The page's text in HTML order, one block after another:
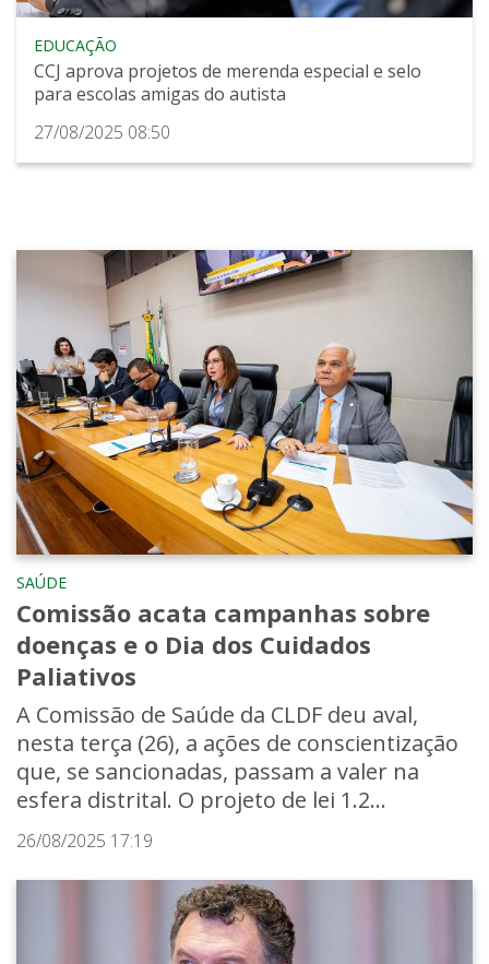
EDUCAÇÃO
CCJ aprova projetos de merenda especial e selo
para escolas amigas do autista
27/08/2025 08:50
SAÚDE
Comissão acata campanhas sobre
doenças e o Dia dos Cuidados
Paliativos
A Comissão de Saúde da CLDF deu aval,
nesta terça (26), a ações de conscientização
que, se sancionadas, passam a valer na
esfera distrital. O projeto de lei 1.2...
26/08/2025 17:19